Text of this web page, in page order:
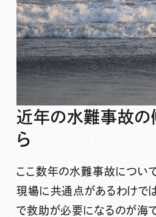
近年の水難事故の
ら
ここ数年の水難事故につい
現場に共通点があるわけで
で救助が必要になるのが海で